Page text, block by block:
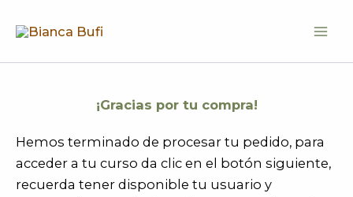
¡Gracias por tu compra!
Hemos terminado de procesar tu pedido, para
acceder a tu curso da clic en el botón siguiente,
recuerda tener disponible tu usuario y